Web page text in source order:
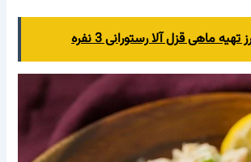
تهیه ماهی قزل آلا رستورانی 3 نفره